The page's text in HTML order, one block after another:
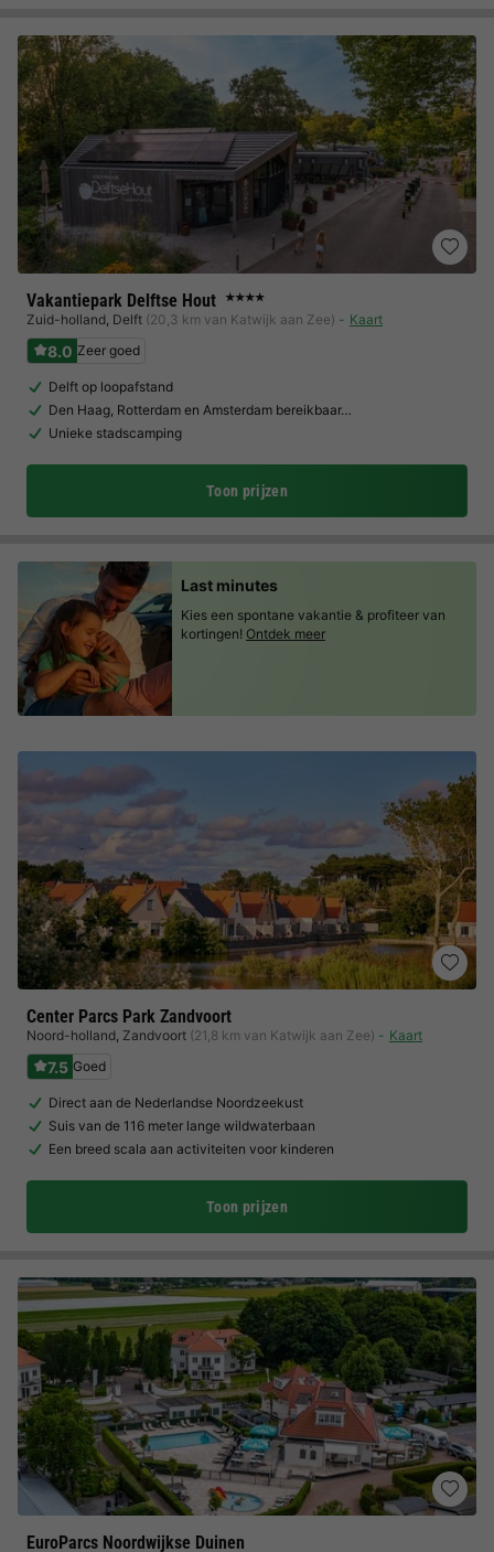
Vakantiepark Delftse Hout ★★★★
Zuid-holland, Delft (20,3 km van Katwijk aan Zee) Kaart
8.0 Zeer goed
Delft op loopafstand
Den Haag, Rotterdam en Amsterdam bereikbaar…
Unieke stadscamping
Toon prijzen
Center Parcs Park Zandvoort
Noord-holland, Zandvoort (21,8 km van Katwijk aan Zee) Kaart
7.5 Goed
Direct aan de Nederlandse Noordzeekust
Suis van de 116 meter lange wildwaterbaan
Een breed scala aan activiteiten voor kinderen
Toon prijzen
EuroParcs Noordwijkse Duinen
Last minutes
Kies een spontane vakantie & profiteer van
kortingen! Ontdek meer